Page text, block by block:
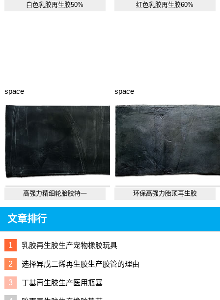
白色乳胶再生胶50% 红色乳胶再生胶60%
space
高强力精细轮胎胶特一
space
环保高强力胎顶再生胶
文章排行
1 乳胶再生胶生产宠物橡胶玩具
2 选择异戊二烯再生胶生产胶管的理由
3 丁基再生胶生产医用瓶塞